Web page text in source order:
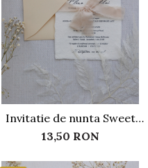
Invitatie de nunta Sweet
bride
13,50 RON